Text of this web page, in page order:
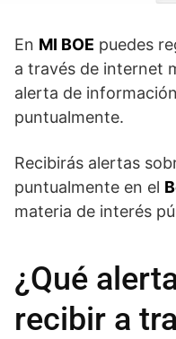
En MI BOE puedes
a través de internet
alerta de
puntualmente.
Recibirás alertas
puntualmente en el
materia de interés
¿Qué
recibir a